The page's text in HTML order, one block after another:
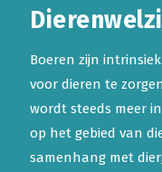
Boeren zijn
voor dieren te
wordt steeds meer
op het gebied van
samenhang met